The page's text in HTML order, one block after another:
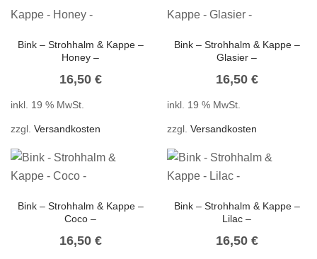
Bink – Strohhalm & Kappe –
Honey –
16,50 €
inkl. 19 % MwSt.
zzgl. Versandkosten
Bink – Strohhalm & Kappe –
Glasier –
16,50 €
inkl. 19 % MwSt.
zzgl. Versandkosten
Bink – Strohhalm & Kappe –
Coco –
16,50 €
Bink – Strohhalm & Kappe –
Lilac –
16,50 €